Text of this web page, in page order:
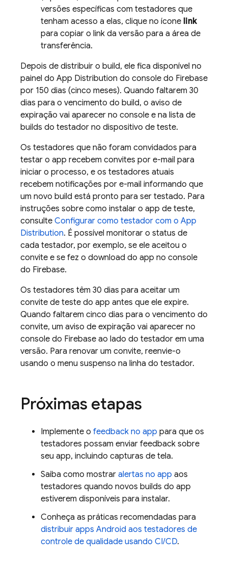
versões específicas com testadores que
tenham acesso a elas, clique no ícone link
para copiar o link da versão para a área de
transferência.
Depois de distribuir o build, ele fica disponível no
painel do App Distribution do console do Firebase
por 150 dias (cinco meses). Quando faltarem 30
dias para o vencimento do build, o aviso de
expiração vai aparecer no console e na lista de
builds do testador no dispositivo de teste.
Os testadores que não foram convidados para
testar o app recebem convites por e-mail para
iniciar o processo, e os testadores atuais
recebem notificações por e-mail informando que
um novo build está pronto para ser testado. Para
instruções sobre como instalar o app de teste,
consulte Configurar como testador com o App
Distribution. É possível monitorar o status de
cada testador, por exemplo, se ele aceitou o
convite e se fez o download do app no console
do Firebase.
Os testadores têm 30 dias para aceitar um
convite de teste do app antes que ele expire.
Quando faltarem cinco dias para o vencimento do
convite, um aviso de expiração vai aparecer no
console do Firebase ao lado do testador em uma
versão. Para renovar um convite, reenvie-o
usando o menu suspenso na linha do testador.
Próximas etapas
Implemente o feedback no app para que os
testadores possam enviar feedback sobre
seu app, incluindo capturas de tela.
Saiba como mostrar alertas no app aos
testadores quando novos builds do app
estiverem disponíveis para instalar.
Conheça as práticas recomendadas para
distribuir apps Android aos testadores de
controle de qualidade usando CI/CD.